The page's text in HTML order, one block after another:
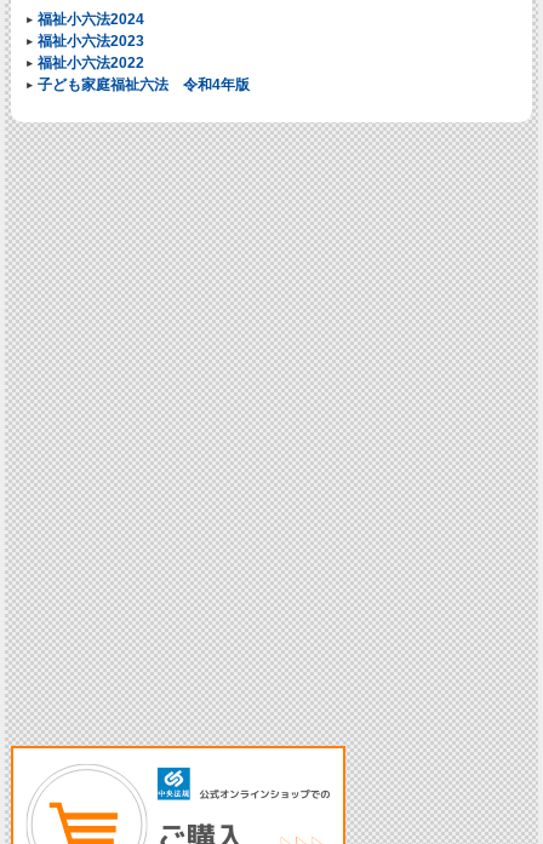
福祉小六法2024
福祉小六法2023
福祉小六法2022
子ども家庭福祉六法 令和4年版